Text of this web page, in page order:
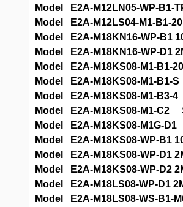
Model E2A-M12LN05-WP-B1-
Model E2A-M12LS04-M1-B1-20
Model E2A-M18KN16-WP-B1
Model E2A-M18KN16-WP-D1
Model E2A-M18KS08-M1-B1-20
Model E2A-M18KS08-M1-B1-S
Model E2A-M18KS08-M1-B3-4
Model E2A-M18KS08-M1-C2
Model E2A-M18KS08-M1G-D1
Model E2A-M18KS08-WP-B1
Model E2A-M18KS08-WP-D1
Model E2A-M18KS08-WP-D2
Model E2A-M18LS08-WP-D1
Model E2A-M18LS08-WS-B1-